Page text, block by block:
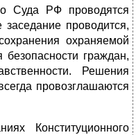
Суда РФ проводятся
проводится,
охраняемой
граждан,
Решения
про­возглашаются
Конституционного